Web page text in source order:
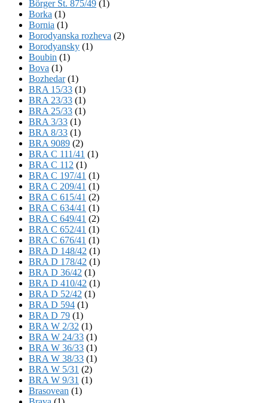
Börger St. 875/49 (1)
Borka (1)
Bornia (1)
Borodyanska rozheva (2)
Borodyansky (1)
Boubin (1)
Bova (1)
Bozhedar(1)
BRA 15/33 (1)
BRA 23/33 (1)
BRA 25/33 (1)
BRA 3/33 (1)
BRA 8/33 (1)
BRA 9089 (2)
BRA C 111/41 (1)
BRA C 112 (1)
BRA C 197/41 (1)
BRA C 209/41 (1)
BRA C 615/41 (2)
BRA C 634/41 (1)
BRA C 649/41 (2)
BRA C 652/41 (1)
BRA C 676/41 (1)
BRA D 148/42 (1)
BRA D 178/42 (1)
BRA D 36/42 (1)
BRA D 410/42 (1)
BRA D 52/42 (1)
BRA D 594 (1)
BRA D 79 (1)
BRA W 2/32 (1)
BRA W 24/33 (1)
BRA W 36/33 (1)
BRA W 38/33 (1)
BRA W 5/31 (2)
BRA W 9/31 (1)
Brasovean (1)